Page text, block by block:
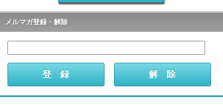
メルマガ登録・解除